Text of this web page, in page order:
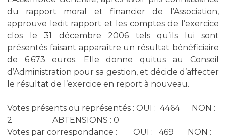
du rapport moral et financier de l’Association,
approuve ledit rapport et les comptes de l’exercice
clos le 31 décembre 2006 tels qu’ils lui sont
présentés faisant apparaître un résultat bénéficiaire
de 6.673 euros. Elle donne quitus au Conseil
d’Administration pour sa gestion, et décide d’affecter
le résultat de l’exercice en report à nouveau.
Votes présents ou représentés : OUI : 4464 NON :
2 ABTENSIONS : 0
Votes par correspondance : OUI : 469 NON :